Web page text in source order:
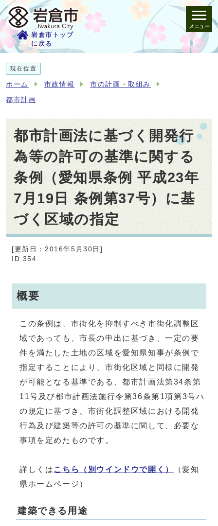
岩倉市トップ
に戻る
メニュー
現在位置
ホーム 市政情報 市の計画・取組み
都市計画
都市計画法に基づく開発行
為等の許可の基準に関する
条例（愛知県条例 平成23年
7月19日 条例第37号）に基
づく区域の指定
[更新日：2016年5月30日]
ID:354
概要
この条例は、市街化を抑制すべき市街化調整区
域であっても、市長の申出に基づき、一定の要
件を満たした土地の区域を愛知県知事が条例で
指定することにより、市街化区域と同様に開発
が可能となる基準である、都市計画法第34条第
11号及び都市計画法施行令第36条第1項第3号ハ
の規定に基づき、市街化調整区域における開発
行為及び建築等の許可の基準に関して、必要な
事項を定めたものです。
詳しくは こちら （別ウインドウで開く）
（愛知
県ホームページ）
建築できる用途